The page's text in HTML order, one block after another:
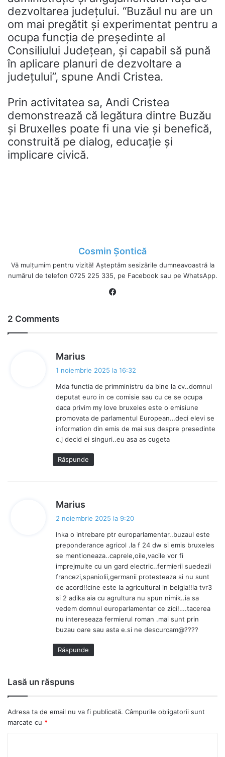
dezvoltarea județului. “Buzăul nu are un
om mai pregătit și experimentat pentru a
ocupa funcția de președinte al
Consiliului Județean, și capabil să pună
în aplicare planuri de dezvoltare a
județului”, spune Andi Cristea.
Prin activitatea sa, Andi Cristea
demonstrează că legătura dintre Buzău
și Bruxelles poate fi una vie și benefică,
construită pe dialog, educație și
implicare civică.
Cosmin Șontică
Vă mulțumim pentru vizită! Așteptăm sesizările dumneavoastră la
numărul de telefon 0725 225 335, pe Facebook sau pe WhatsApp.
2 Comments
Marius
n
e
:
1 noiembrie 2025 la 16:32
Mda functia de primministru da bine la cv..domnul
deputat euro in ce comisie sau cu ce se ocupa
daca privim my love bruxeles este o emisiune
promovata de parlamentul European…deci elevi se
information din emis de mai sus despre presedinte
c.j decid ei singuri..eu asa as cugeta
Răspunde
Marius
n
e
:
2 noiembrie 2025 la 9:20
Inka o intrebare ptr europarlamentar..buzaul este
preponderance agricol .la f 24 dw si emis bruxeles
se mentioneaza..caprele,oile,vacile vor fi
imprejmuite cu un gard electric..fermierii suedezii
francezi,spaniolii,germanii protesteaza si nu sunt
de acord!!cine este la agricultural in belgia!!la tvr3
si 2 adika aia cu agrultura nu spun nimik..ia sa
vedem domnul europarlamentar ce zici!….tacerea
nu intereseaza fermierul roman .mai sunt prin
buzau oare sau asta e.si ne descurcam@????
Răspunde
Lasă un răspuns
Adresa ta de email nu va fi publicată. Câmpurile obligatorii sunt
marcate cu *